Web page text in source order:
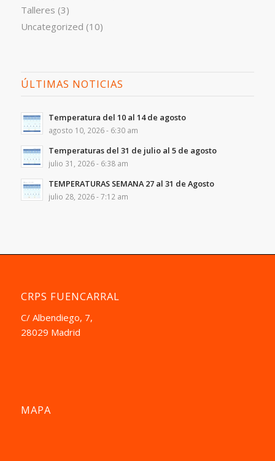
Talleres (3)
Uncategorized (10)
ÚLTIMAS NOTICIAS
Temperatura del 10 al 14 de agosto
agosto 10, 2026 - 6:30 am
Temperaturas del 31 de julio al 5 de agosto
julio 31, 2026 - 6:38 am
TEMPERATURAS SEMANA 27 al 31 de Agosto
julio 28, 2026 - 7:12 am
CRPS FUENCARRAL
C/ Albendiego, 7,
28029 Madrid
MAPA